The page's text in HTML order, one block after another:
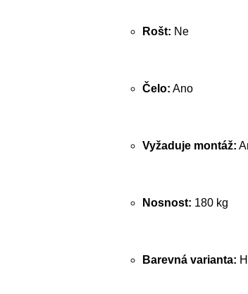
Rošt: Ne
Čelo: Ano
Vyžaduje montáž:
Nosnost: 180 kg
Barevná varianta: